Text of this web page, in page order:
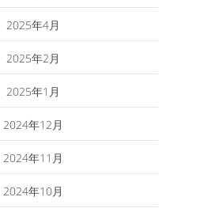
2025年4月
2025年2月
2025年1月
2024年12月
2024年11月
2024年10月